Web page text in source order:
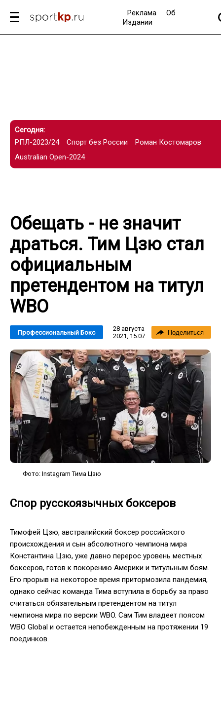
Реклама
Об
Издании
Сегодня:
РПЛ-2023/24
Спорт без России
Роман Костомаров
Australian Open-2024
Обещать - не значит
драться. Тим Цзю стал
официальным
претендентом на титул
WBO
Профессиональный Бокс
28 августа
2021, 15:07
Поделиться
Фото: Instagram Тима Цзю
Спор русскоязычных боксеров
Тимофей Цзю, австралийский боксер российского
происхождения и сын абсолютного чемпиона мира
Константина Цзю, уже давно перерос уровень местных
боксеров, готов к покорению Америки и титульным боям.
Его прорыв на некоторое время притормозила пандемия,
однако сейчас команда Тима вступила в борьбу за право
считаться обязательным претендентом на титул
чемпиона мира по версии WBO. Сам Тим владеет поясом
WBO Global и остается непобежденным на протяжении 19
поединков.